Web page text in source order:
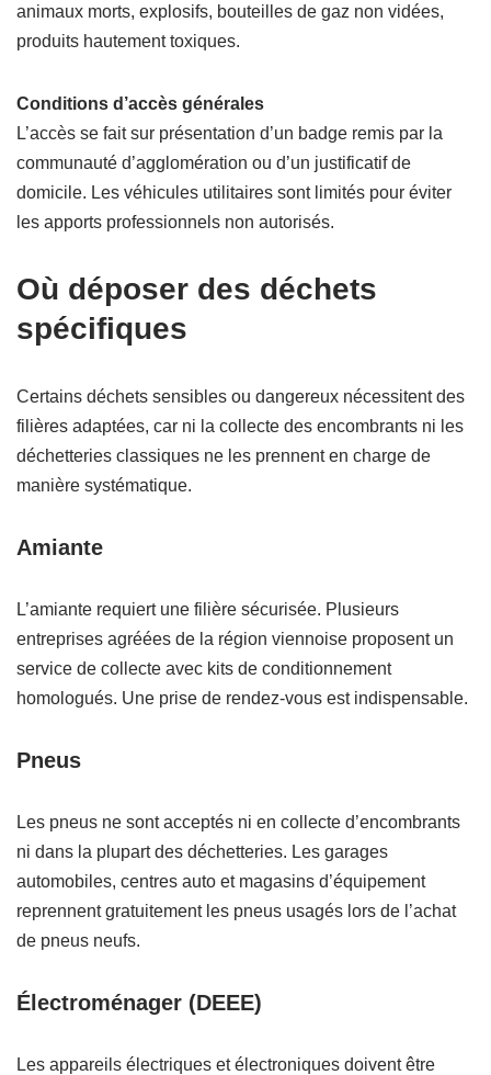
animaux morts, explosifs, bouteilles de gaz non vidées,
produits hautement toxiques.
Conditions d’accès générales
L’accès se fait sur présentation d’un badge remis par la
communauté d’agglomération ou d’un justificatif de
domicile. Les véhicules utilitaires sont limités pour éviter
les apports professionnels non autorisés.
Où déposer des déchets
spécifiques
Certains déchets sensibles ou dangereux nécessitent des
filières adaptées, car ni la collecte des encombrants ni les
déchetteries classiques ne les prennent en charge de
manière systématique.
Amiante
L’amiante requiert une filière sécurisée. Plusieurs
entreprises agréées de la région viennoise proposent un
service de collecte avec kits de conditionnement
homologués. Une prise de rendez-vous est indispensable.
Pneus
Les pneus ne sont acceptés ni en collecte d’encombrants
ni dans la plupart des déchetteries. Les garages
automobiles, centres auto et magasins d’équipement
reprennent gratuitement les pneus usagés lors de l’achat
de pneus neufs.
Électroménager (DEEE)
Les appareils électriques et électroniques doivent être